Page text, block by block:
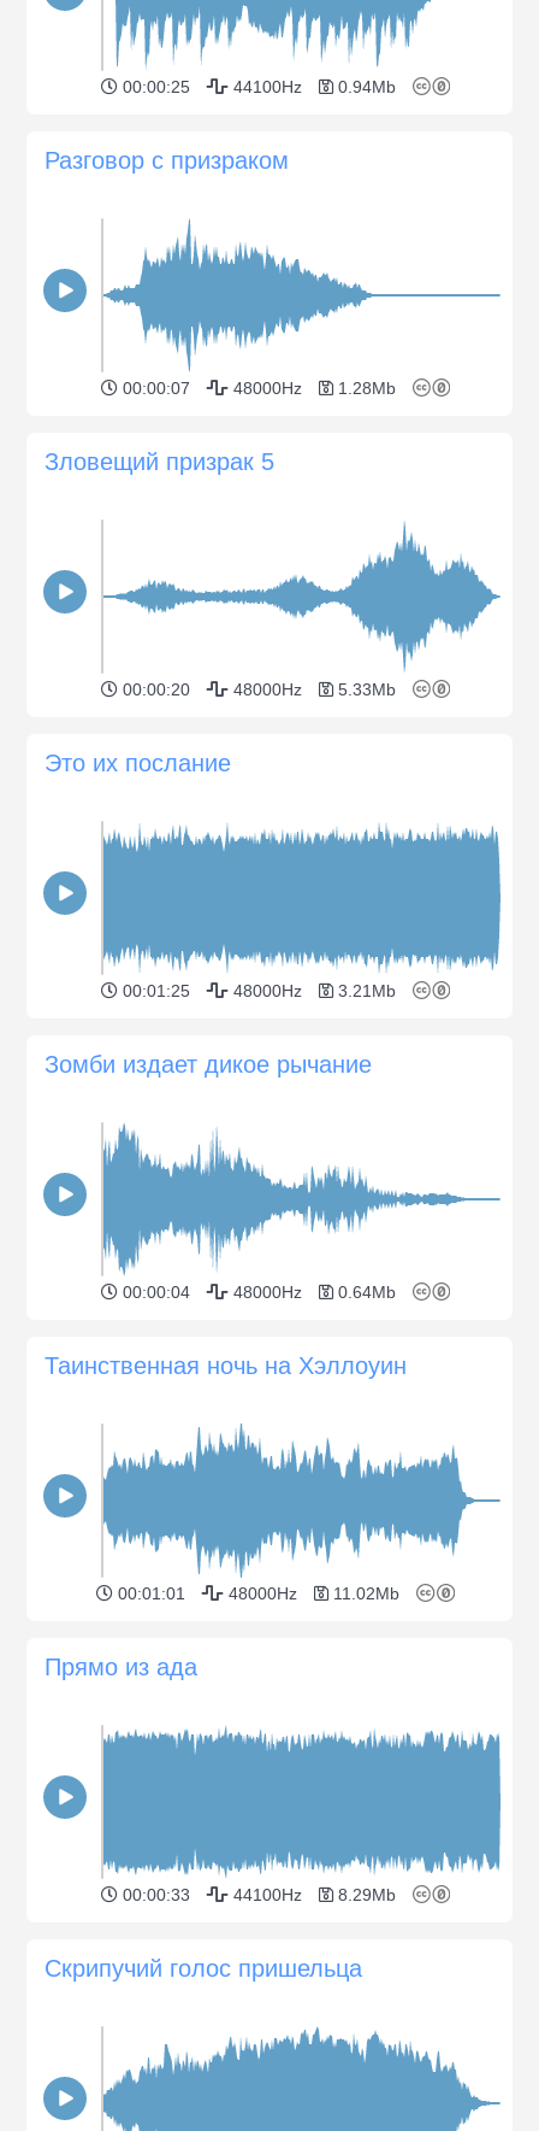
00:00:25 44100Hz 0.94Mb
Разговор с призраком
00:00:07 48000Hz 1.28Mb
Зловещий призрак 5
00:00:20 48000Hz 5.33Mb
Это их послание
00:01:25 48000Hz 3.21Mb
Зомби издает дикое рычание
00:00:04 48000Hz 0.64Mb
Таинственная ночь на Хэллоуин
00:01:01 48000Hz 11.02Mb
Прямо из ада
00:00:33 44100Hz 8.29Mb
Скрипучий голос пришельца